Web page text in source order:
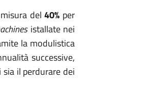
del40% per
istallate nei
la modulistica
successive,
il perdurare dei